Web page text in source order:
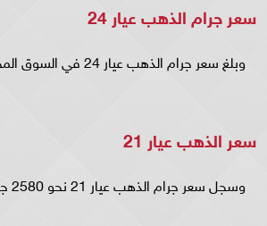
سعر جرام الذهب عيار 24
وبلغ سعر جرام الذهب عيار 24 في السوق المحلي 2948 جنيهًا.
سعر الذهب عيار 21
وسجل سعر جرام الذهب عيار 21 نحو 2580 جنيهًا.